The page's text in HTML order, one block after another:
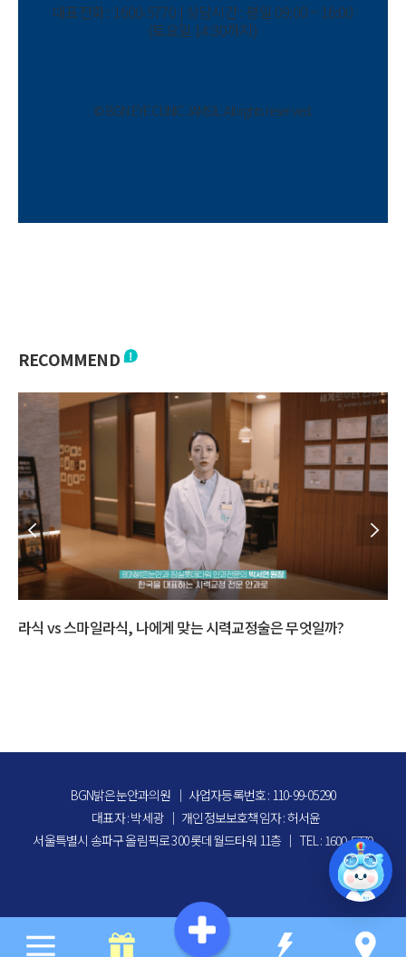
대표전화 : 1600-5770 | 상담시간 : 평일 09:00 ~ 16:00
(토요일 14:30까지)
© BGN EYE CLINIC JAMSIL. All rights reserved.
RECOMMEND
라식 vs 스마일라식, 나에게 맞는 시력교정술은 무엇일까?
BGN밝은눈안과의원 ｜ 사업자등록번호 : 110-99-05290
대표자 : 박세광 ｜ 개인정보보호책임자 : 허서윤
서울특별시 송파구 올림픽로 300 롯데월드타워 11층 ｜ TEL : 1600-5770